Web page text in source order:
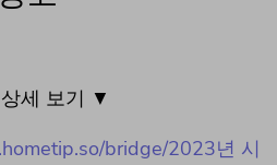
세 보기 ▼
bridge/2023년 시